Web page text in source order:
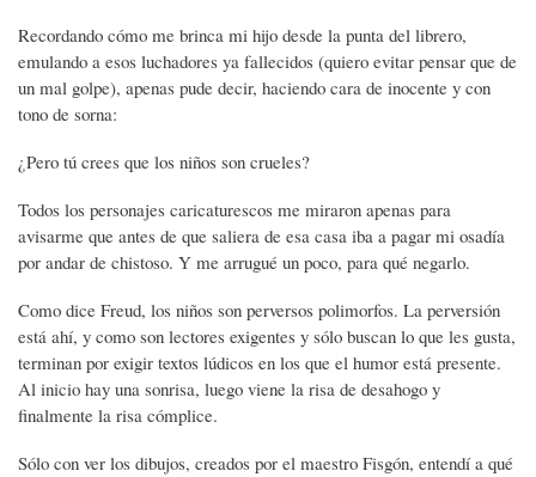
Recordando cómo me brinca mi hijo desde la punta del librero,
emulando a esos luchadores ya fallecidos (quiero evitar pensar que de
un mal golpe), apenas pude decir, haciendo cara de inocente y con
tono de sorna:
¿Pero tú crees que los niños son crueles?
Todos los personajes caricaturescos me miraron apenas para
avisarme que antes de que saliera de esa casa iba a pagar mi osadía
por andar de chistoso. Y me arrugué un poco, para qué negarlo.
Como dice Freud, los niños son perversos polimorfos. La perversión
está ahí, y como son lectores exigentes y sólo buscan lo que les gusta,
terminan por exigir textos lúdicos en los que el humor está presente.
Al inicio hay una sonrisa, luego viene la risa de desahogo y
finalmente la risa cómplice.
Sólo con ver los dibujos, creados por el maestro Fisgón, entendí a qué